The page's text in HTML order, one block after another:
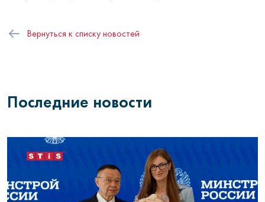
Вернуться к списку новостей
Последние новости